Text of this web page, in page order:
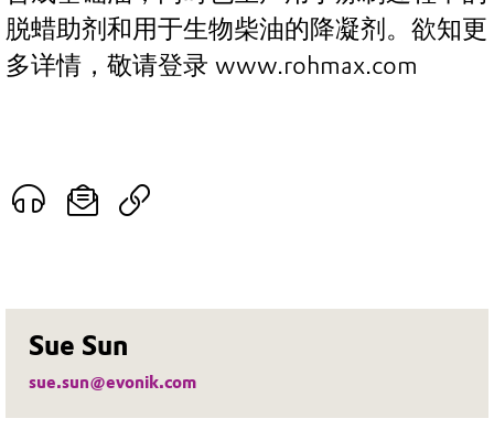
Sue Sun
sue.sun@evonik.com
脱蜡助剂和用于生物柴油的降凝剂。欲知更
多详情，敬请登录 www.rohmax.com